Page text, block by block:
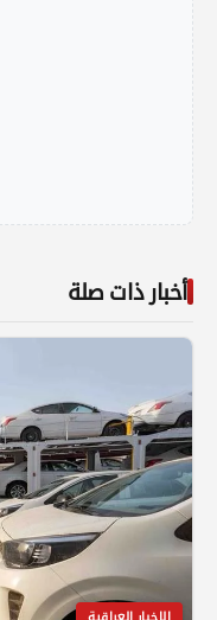
أخبار ذات صلة
الاخبار العراقية